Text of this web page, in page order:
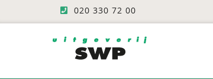
020 330 72 00